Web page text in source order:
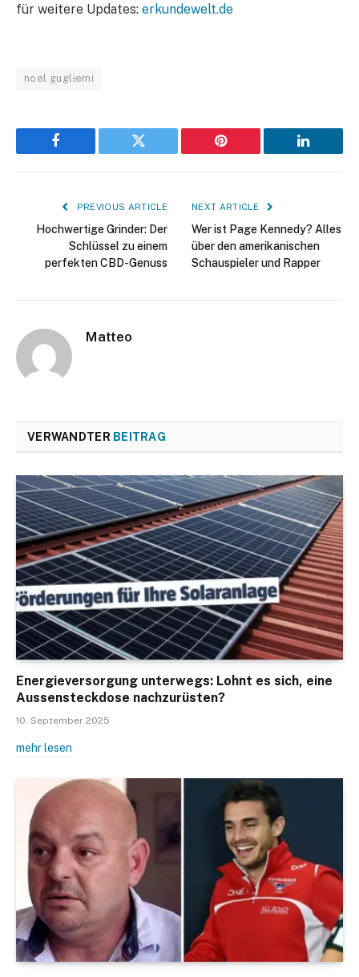
für weitere Updates: erkundewelt.de
noel gugliemi
Facebook Twitter Pinterest LinkedIn
PREVIOUS ARTICLE
Hochwertige Grinder: Der
Schlüssel zu einem
perfekten CBD-Genuss
NEXT ARTICLE
Wer ist Page Kennedy? Alles
über den amerikanischen
Schauspieler und Rapper
Matteo
VERWANDTER BEITRAG
Energieversorgung unterwegs: Lohnt es sich, eine
Aussensteckdose nachzurüsten?
10. September 2025
mehr lesen